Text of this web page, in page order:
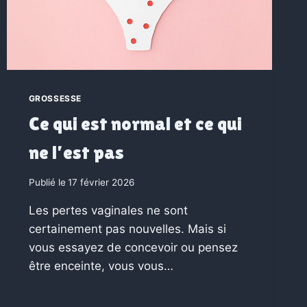
GROSSESSE
Ce qui est normal et ce qui
ne l’est pas
Publié le 17 février 2026
Les pertes vaginales ne sont
certainement pas nouvelles. Mais si
vous essayez de concevoir ou pensez
être enceinte, vous vous…